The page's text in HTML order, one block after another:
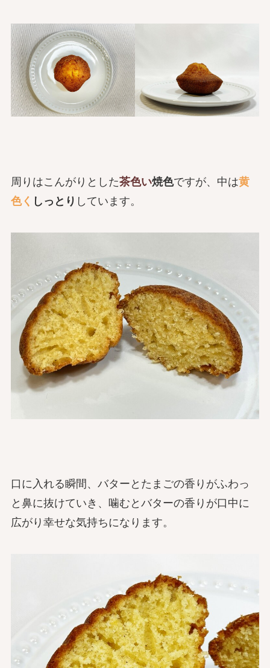
周りはこんがりとした茶色い焼色ですが、中は黄
色く しっとり しています。
口に入れる瞬間、バターとたまごの香りがふわっ
と鼻に抜けていき、噛むとバターの香りが口中に
広がり幸せな気持ちになります。